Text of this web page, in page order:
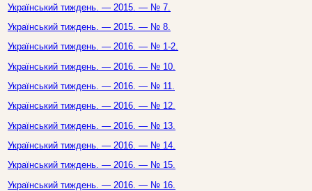
Український тиждень. — 2015. — № 7.
Український тиждень. — 2015. — № 8.
Український тиждень. — 2016. — № 1-2.
Український тиждень. — 2016. — № 10.
Український тиждень. — 2016. — № 11.
Український тиждень. — 2016. — № 12.
Український тиждень. — 2016. — № 13.
Український тиждень. — 2016. — № 14.
Український тиждень. — 2016. — № 15.
Український тиждень. — 2016. — № 16.